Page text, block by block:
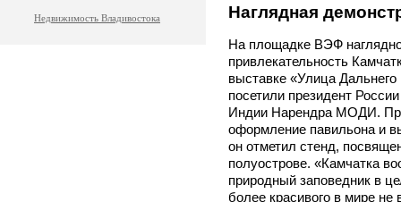
Недвижимость Владивостока Наглядная
На площадке ВЭФ
привлекательность
выставке «Улица
посетили президент
Индии Нарендра МОДИ.
оформление павильона и
он отметил стенд,
полуострове. «Камчатка
природный заповедник в
более красивого в мире не